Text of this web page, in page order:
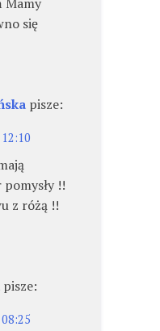
Mamy
się
pisze:
!!
z różą !!
pisze: